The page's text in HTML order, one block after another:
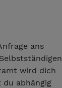
ans
wird dich
abhängig